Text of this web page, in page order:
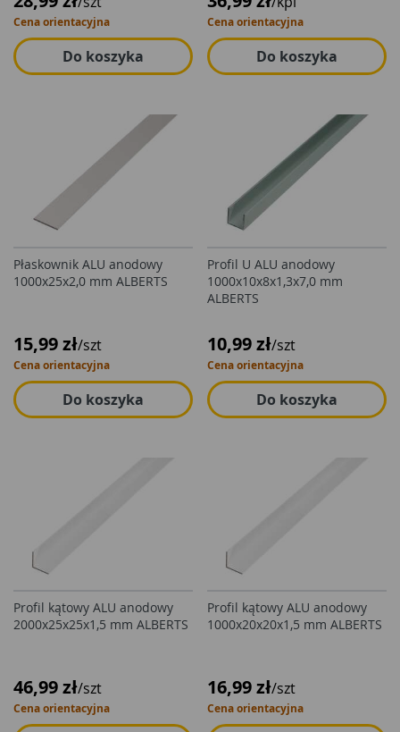
Cena orientacyjna
Do koszyka
Cena orientacyjna
Do koszyka
Płaskownik ALU anodowy
1000x25x2,0 mm ALBERTS
15,99 zł/szt
Cena orientacyjna
Do koszyka
Profil U ALU anodowy
1000x10x8x1,3x7,0 mm
ALBERTS
10,99 zł/szt
Cena orientacyjna
Do koszyka
Profil kątowy ALU anodowy
2000x25x25x1,5 mm ALBERTS
46,99 zł/szt
Cena orientacyjna
Profil kątowy ALU anodowy
1000x20x20x1,5 mm ALBERTS
16,99 zł/szt
Cena orientacyjna